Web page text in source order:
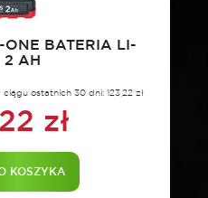
BATERIA LI-
2 AH
ciągu ostatnich 30 dni: 123,22 zł
zł
KOSZYKA